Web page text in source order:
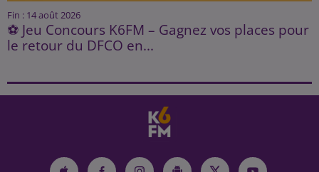
Fin : 14 août 2026
⚽ Jeu Concours K6FM – Gagnez vos places pour
le retour du DFCO en...